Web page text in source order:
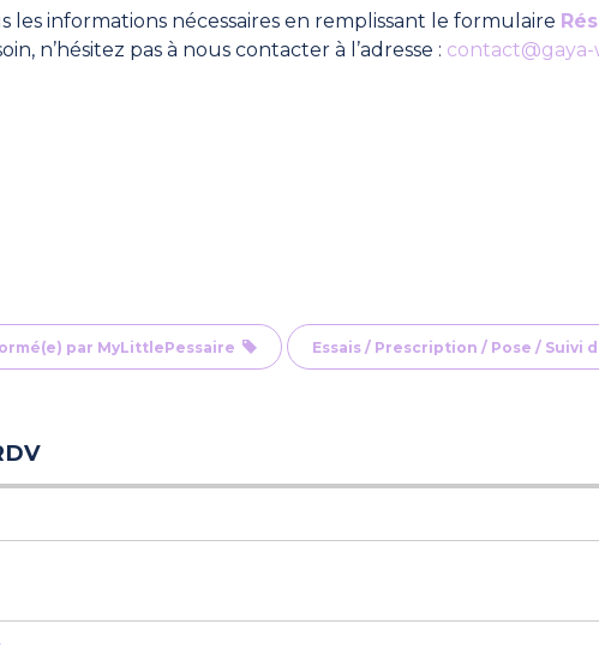
les informations nécessaires en remplissant le formulaire
n’hésitez pas à nous contacter à l’adresse :
par MyLittlePessaire Essais / Prescription / Pose / Suivi